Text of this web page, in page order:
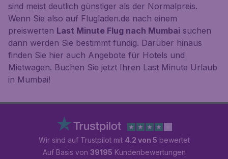
sind meist deutlich günstiger als der Normalpreis.
Wenn Sie also auf Flugladen.de nach einem
preiswerten Last Minute Flug nach Mumbai suchen
dann werden Sie bestimmt fündig. Darüber hinaus
finden Sie hier auch Angebote für Hotels und
Mietwagen. Buchen Sie jetzt Ihren Last Minute Urlaub
in Mumbai!
Wir sind auf Trustpilot mit 4.2 von 5 bewertet
Auf Basis von 39195 Kundenbewertungen